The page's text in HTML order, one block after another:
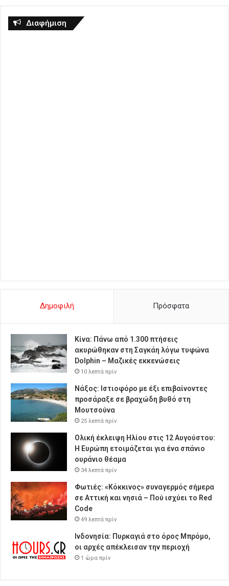
Διαφήμιση
Δημοφιλή Πρόσφατα
Κίνα: Πάνω από 1.300 πτήσεις
ακυρώθηκαν στη Σαγκάη λόγω τυφώνα
Dolphin – Μαζικές εκκενώσεις
10 λεπτά πρίν
Νάξος: Ιστιοφόρο με έξι επιβαίνοντες
προσάραξε σε βραχώδη βυθό στη
Μουτσούνα
25 λεπτά πρίν
Ολική έκλειψη Ηλίου στις 12 Αυγούστου:
Η Ευρώπη ετοιμάζεται για ένα σπάνιο
ουράνιο θέαμα
34 λεπτά πρίν
Φωτιές: «Κόκκινος» συναγερμός σήμερα
σε Αττική και νησιά – Πού ισχύει το Red
Code
49 λεπτά πρίν
Ινδονησία: Πυρκαγιά στο όρος Μπρόμο,
οι αρχές απέκλεισαν την περιοχή
1 ώρα πρίν